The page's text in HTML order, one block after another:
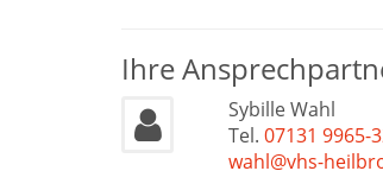
Ihre
Sybille Wahl
Tel. 07131 9965-
wahl@vhs-